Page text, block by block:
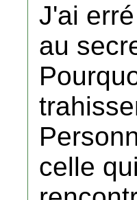
J'ai
au
celle